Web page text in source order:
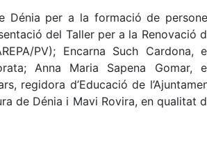
Dénia per a la formació de
del Taller per a la Renovació
PV); Encarna Such Cardona,
Anna Maria Sapena Gomar,
regidora d’Educació de
de Dénia i Mavi Rovira, en qualitat